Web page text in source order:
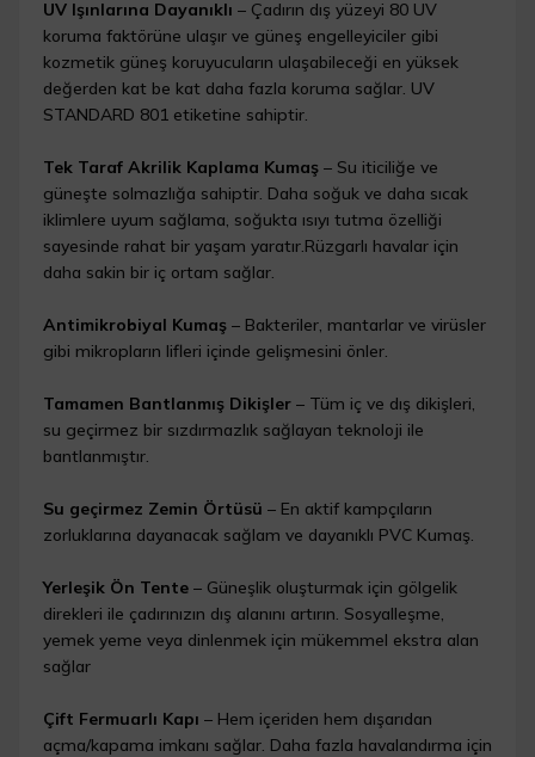
UV Işınlarına Dayanıklı – Çadırın dış yüzeyi 80 UV
koruma faktörüne ulaşır ve güneş engelleyiciler gibi
kozmetik güneş koruyucuların ulaşabileceği en yüksek
değerden kat be kat daha fazla koruma sağlar. UV
STANDARD 801 etiketine sahiptir.
Tek Taraf Akrilik Kaplama Kumaş – Su iticiliğe ve
güneşte solmazlığa sahiptir. Daha soğuk ve daha sıcak
iklimlere uyum sağlama, soğukta ısıyı tutma özelliği
sayesinde rahat bir yaşam yaratır.Rüzgarlı havalar için
daha sakin bir iç ortam sağlar.
Antimikrobiyal Kumaş – Bakteriler, mantarlar ve virüsler
gibi mikropların lifleri içinde gelişmesini önler.
Tamamen Bantlanmış Dikişler – Tüm iç ve dış dikişleri,
su geçirmez bir sızdırmazlık sağlayan teknoloji ile
bantlanmıştır.
Su geçirmez Zemin Örtüsü – En aktif kampçıların
zorluklarına dayanacak sağlam ve dayanıklı PVC Kumaş.
Yerleşik Ön Tente – Güneşlik oluşturmak için gölgelik
direkleri ile çadırınızın dış alanını artırın. Sosyalleşme,
yemek yeme veya dinlenmek için mükemmel ekstra alan
sağlar
Çift Fermuarlı Kapı – Hem içeriden hem dışarıdan
açma/kapama imkanı sağlar. Daha fazla havalandırma için